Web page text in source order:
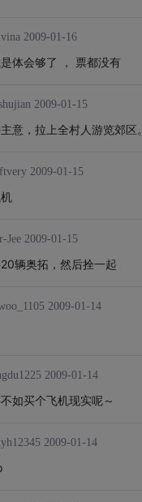
2009-01-16
体会够了 ， 票都没有
2009-01-15
意，拉上全村人游览郊区。
2009-01-15
Jee 2009-01-15
辆奥拓，然后拴一起
2009-01-14
2009-01-14
如买个飞机现实呢～
2009-01-14